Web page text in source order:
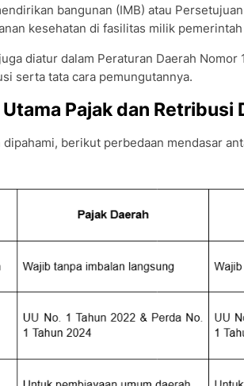
bangunan (IMB) atau
kesehatan di fasilitas milik
diatur dalam Peraturan Daerah Nomor
serta tata cara pemungutannya.
Pajak dan Retribusi
berikut perbedaan mendasar